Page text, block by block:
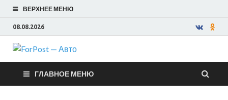
ВЕРХНЕЕ МЕНЮ
08.08.2026
ForPost —
Авто
ГЛАВНОЕ МЕНЮ